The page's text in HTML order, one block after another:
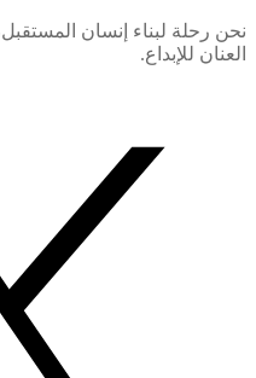
نحن رحلة لبناء إنسان
العنان للإبداع.